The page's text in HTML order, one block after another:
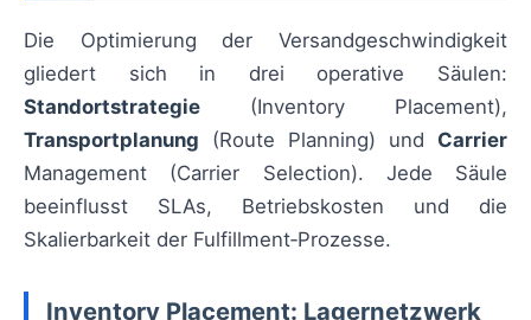
Die Optimierung der Versandgeschwindigkeit
gliedert sich in drei operative Säulen:
Standortstrategie (Inventory Placement),
Transportplanung (Route Planning) und Carrier
Management (Carrier Selection). Jede Säule
beeinflusst SLAs, Betriebskosten und die
Skalierbarkeit der Fulfillment‑Prozesse.
Inventory Placement: Lagernetzwerk